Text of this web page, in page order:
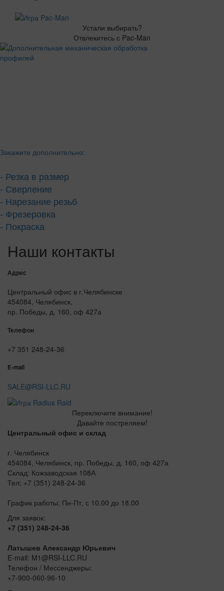
Устали выбирать?
Отвлекитесь с Pac-Man
Закажите дополнительно:
- Резка в размер
- Сверление
- Нарезание резьб
- Фрезеровка
- Покраска
Наши контакты
Адрес
Центральный офис в г.Челябинске
454084, Челябинск,
пр. Победы, д. 160, оф 427а
Телефон
+7 351 248-24-36
E-mail
SALE@RSI-LLC.RU
Переключите внимание!
Давайте постреляем!
Центральный офис и склад
г. Челябинск
454084, Челябинск, пр. Победы, д. 160, оф 427а
Склад: Кожзаводская 108А
Тел: +7 (351) 248-24-36
График работы: Пн-Пт, с 10.00 до 18.00
Для заявок:
+7 (351) 248-24-36
Латышев Александр Юрьевич
E-mail: M1@RSI-LLC.RU
Телефон / Мессенджеры:
+7-900-060-96-10